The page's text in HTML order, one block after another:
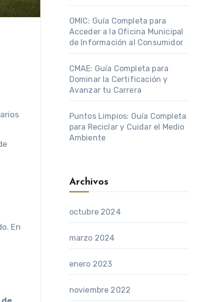
En
OMIC: Guía Completa para
Acceder a la Oficina Municipal
de Información al Consumidor
CMAE: Guía Completa para
Dominar la Certificación y
Avanzar tu Carrera
Puntos Limpios: Guía Completa
para Reciclar y Cuidar el Medio
Ambiente
Archivos
octubre 2024
marzo 2024
enero 2023
noviembre 2022